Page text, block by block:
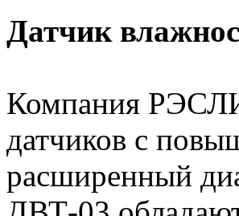
Датчик
Компания
датчиков с
расширенный